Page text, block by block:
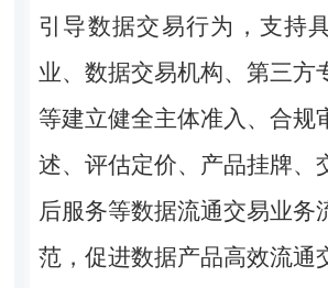
引导数据交易行为，支持
业、数据交易机构、第三方
等建立健全主体准入、合规
述、评估定价、产品挂牌、
后服务等数据流通交易业务
范，促进数据产品高效流通